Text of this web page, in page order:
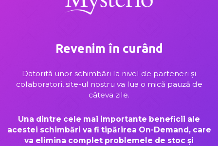
Revenim în curând
Datorită unor schimbări la nivel de parteneri și
colaboratori, site-ul nostru va lua o mică pauză de
câteva zile.
Una dintre cele mai importante beneficii ale
acestei schimbări va fi tipărirea On-Demand, care
va elimina complet problemele de stoc și